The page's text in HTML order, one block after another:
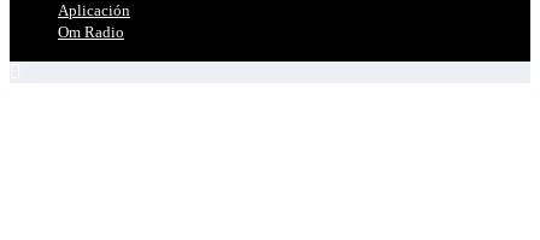
Aplicación
Om Radio